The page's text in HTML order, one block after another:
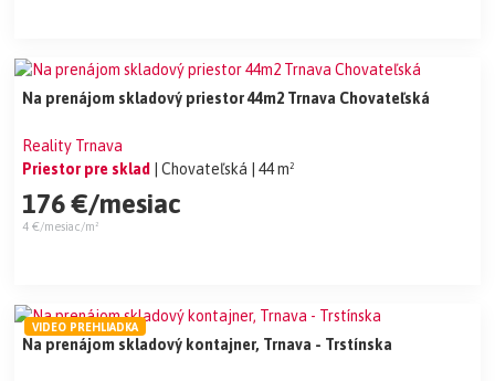
Na prenájom skladový priestor 44m2 Trnava Chovateľská
Reality Trnava
Priestor pre sklad
| Chovateľská | 44 m²
176 €/mesiac
4 €/mesiac/m²
Na prenájom skladový kontajner, Trnava - Trstínska
VIDEO PREHLIADKA